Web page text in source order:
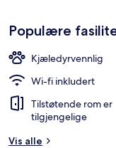
Populære
Kjæledyrvennlig
Wi-fi inkludert
Tilstøtende rom er
tilgjengelige
Vis alle